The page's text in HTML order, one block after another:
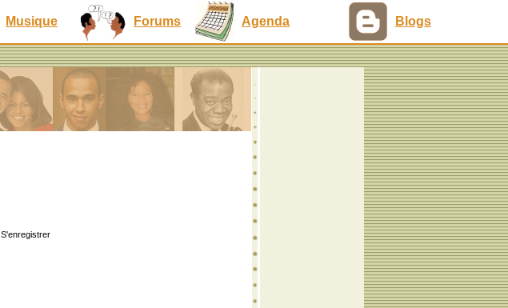
Musique Forums Agenda Blogs
S'enregistrer